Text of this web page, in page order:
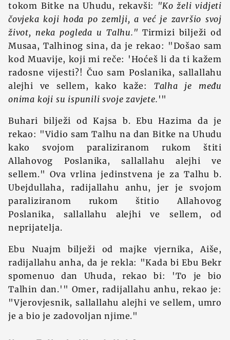
tokom Bitke na Uhudu, rekavši: "Ko želi vidjeti
čovjeka koji hoda po zemlji, a već je završio svoj
život, neka pogleda u Talhu." Tirmizi bilježi od
Musaa, Talhinog sina, da je rekao: "Došao sam
kod Muavije, koji mi reče: 'Hoćeš li da ti kažem
radosne vijesti?! Čuo sam Poslanika, sallallahu
alejhi ve sellem, kako kaže: Talha je među
onima koji su ispunili svoje zavjete. '"
Buhari bilježi od Kajsa b. Ebu Hazima da je
rekao: "Vidio sam Talhu na dan Bitke na Uhudu
kako svojom paraliziranom rukom štiti
Allahovog Poslanika, sallallahu alejhi ve
sellem." Ova vrlina jedinstvena je za Talhu b.
Ubejdullaha, radijallahu anhu, jer je svojom
paraliziranom rukom štitio Allahovog
Poslanika, sallallahu alejhi ve sellem, od
neprijatelja.
Ebu Nuajm bilježi od majke vjernika, Aiše,
radijallahu anha, da je rekla: "Kada bi Ebu Bekr
spomenuo dan Uhuda, rekao bi: 'To je bio
Talhin dan.'" Omer, radijallahu anhu, rekao je:
"Vjerovjesnik, sallallahu alejhi ve sellem, umro
je a bio je zadovoljan njime."